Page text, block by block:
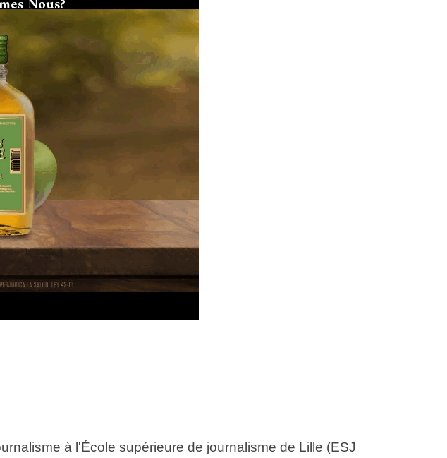
Nous?
à l'École supérieure de journalisme de Lille (ESJ